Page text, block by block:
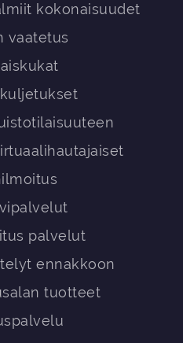
kokonaisuudet
vaatetus
palvelut
ennakkoon
tuotteet